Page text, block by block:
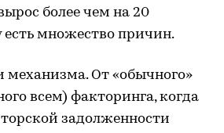
более чем на 20
множество причин.
механизма. От «обычного»
всем) факторинга, когда
задолженности